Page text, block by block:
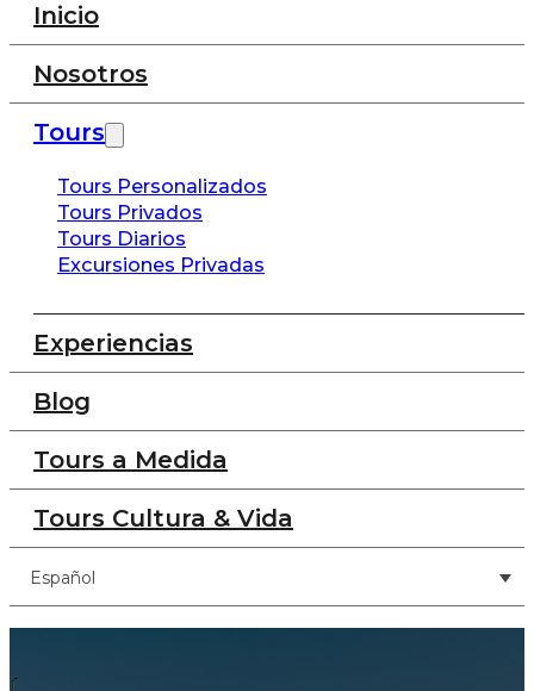
Inicio
Nosotros
Tours
Tours Personalizados
Tours Privados
Tours Diarios
Excursiones Privadas
Experiencias
Blog
Tours a Medida
Tours Cultura & Vida
Español